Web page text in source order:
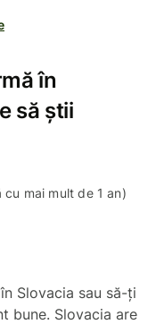
în
să știi
cu mai mult de 1 an)
Slovacia sau să-ți
bune. Slovacia are